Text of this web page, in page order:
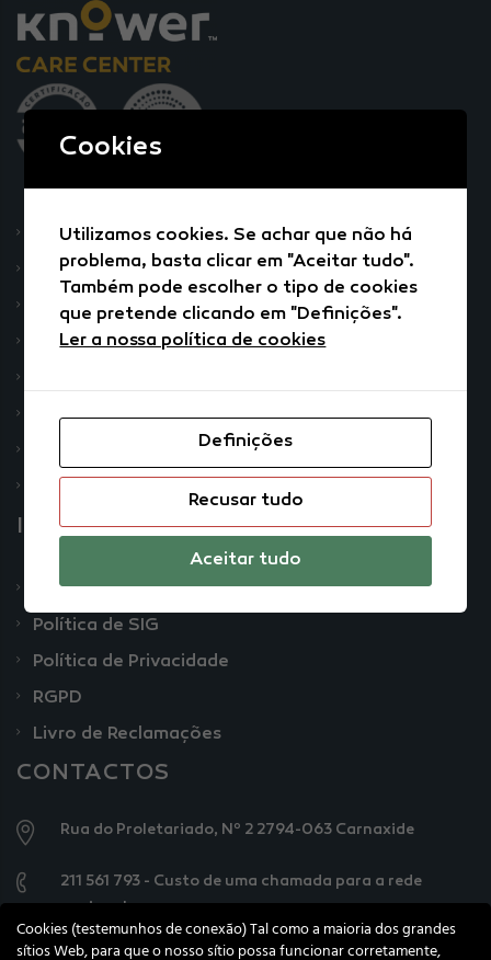
Sobre a Knower Care Center
Pacientes
Unidades de Saúde
Teleconsulta
Serviços de Apoio Domiciliário
Notícias
INFORMAÇÕES LEGAIS
Termos e Condições
Política de SIG
Política de Privacidade
RGPD
Livro de Reclamações
CONTACTOS
Rua do Proletariado, Nº 2 2794-063 Carnaxide
211 561 793 - Custo de uma chamada para a rede
nacional
Cookies
Utilizamos cookies. Se achar que não há
problema, basta clicar em "Aceitar tudo".
Também pode escolher o tipo de cookies
que pretende clicando em "Definições".
Ler a nossa política de cookies
Definições
Recusar tudo
Aceitar tudo
Cookies (testemunhos de conexão) Tal como a maioria dos grandes
sítios Web, para que o nosso sítio possa funcionar corretamente,